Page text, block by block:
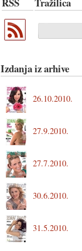
Izdanja iz arhive
26.10.2010.
27.9.2010.
27.7.2010.
30.6.2010.
31.5.2010.